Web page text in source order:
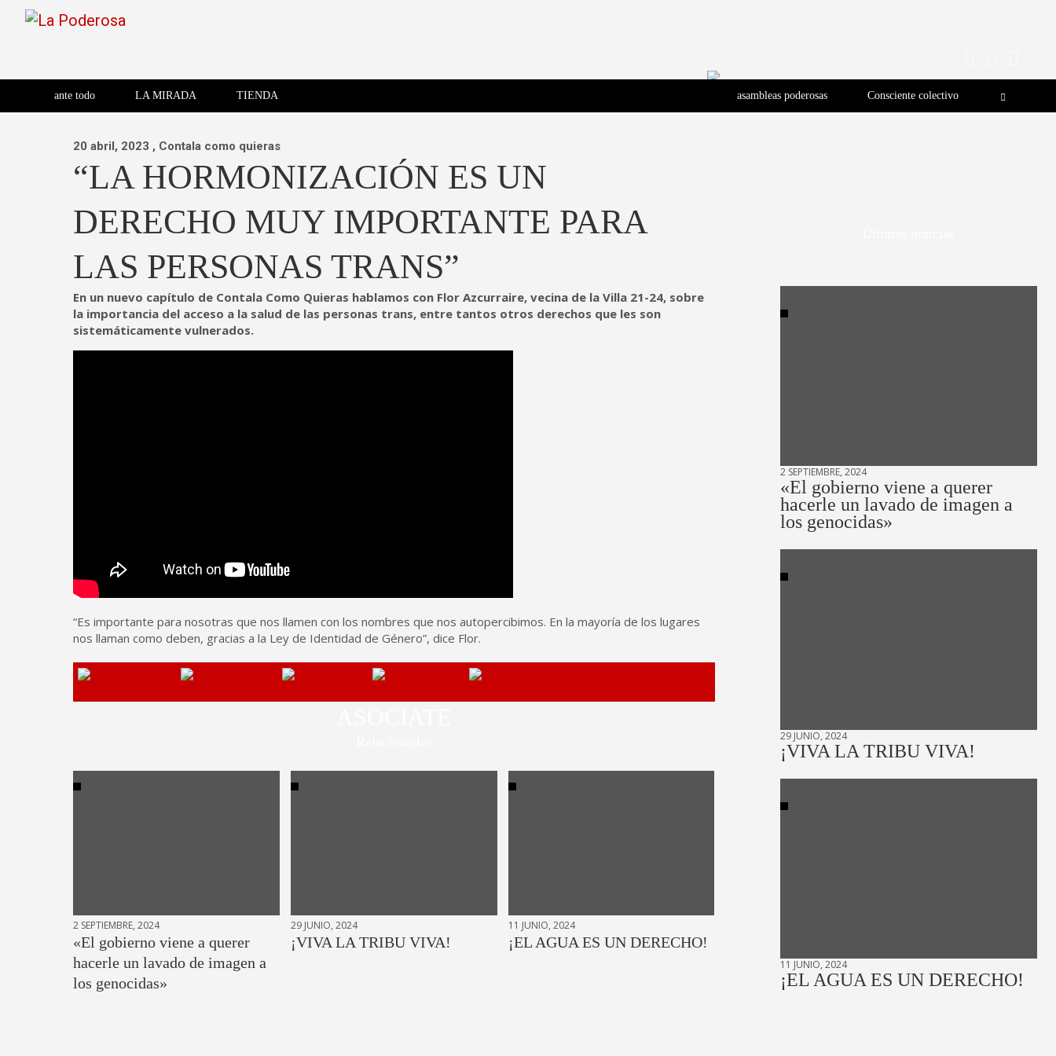
Saltar
La Poderosa
brazo literario del movimiento
La Poderosa
Revista de cultura villera, brazo literario del movimiento La Poderosa.
ante todo LA MIRADA TIENDA asambleas poderosas Consciente colectivo
20 abril, 2023 , Contala como quieras
“LA HORMONIZACIÓN ES UN
DERECHO MUY IMPORTANTE PARA
LAS PERSONAS TRANS”
En un nuevo capítulo de Contala Como Quieras hablamos con Flor Azcurraire, vecina de la Villa 21-24, sobre
la importancia del acceso a la salud de las personas trans, entre tantos otros derechos que les son
sistemáticamente vulnerados.
“Es importante para nosotras que nos llamen con los nombres que nos autopercibimos. En la mayoría de los lugares
nos llaman como deben, gracias a la Ley de Identidad de Género”, dice Flor.
2 SEPTIEMBRE, 2024
«El gobierno viene a querer
hacerle un lavado de imagen a
los genocidas»
29 JUNIO, 2024
¡VIVA LA TRIBU VIVA!
11 JUNIO, 2024
¡EL AGUA ES UN DERECHO!
2 SEPTIEMBRE, 2024
«El gobierno viene a querer
hacerle un lavado de imagen a
los genocidas»
29 JUNIO, 2024
¡VIVA LA TRIBU VIVA!
11 JUNIO, 2024
¡EL AGUA ES UN DERECHO!